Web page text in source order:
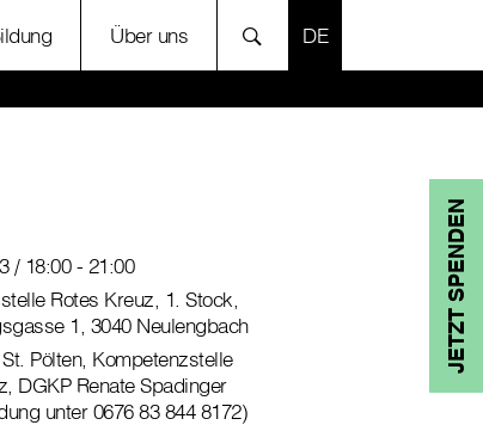
Über uns SPRACHE
JETZT SPENDEN
/ 18:00 - 21:00
Rotes Kreuz, 1. Stock,
1, 3040 Neulengbach
Pölten, Kompetenzstelle
DGKP Renate Spadinger
unter 0676 83 844 8172)